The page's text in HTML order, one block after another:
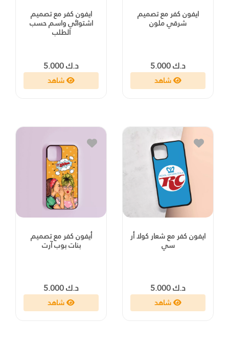
ايفون كفر مع تصميم
شرقي ملون
د.ك 5.000
شاهد
ايفون كفر مع تصميم
اشتوائي واسم حسب
الطلب
د.ك 5.000
شاهد
ايفون كفر مع شعار كولا أر
سي
د.ك 5.000
شاهد
أيفون كفر مع تصميم
بنات بوب آرت
د.ك 5.000
شاهد